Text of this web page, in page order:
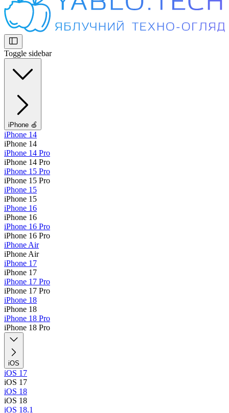
Toggle sidebar
iPhone 🍏
iPhone 14
iPhone 14
iPhone 14 Pro
iPhone 14 Pro
iPhone 15 Pro
iPhone 15 Pro
iPhone 15
iPhone 15
iPhone 16
iPhone 16
iPhone 16 Pro
iPhone 16 Pro
iPhone Air
iPhone Air
iPhone 17
iPhone 17
iPhone 17 Pro
iPhone 17 Pro
iPhone 18
iPhone 18
iPhone 18 Pro
iPhone 18 Pro
iOS
iOS 17
iOS 17
iOS 18
iOS 18
iOS 18.1